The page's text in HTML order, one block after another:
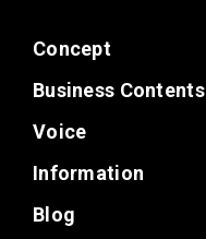
Concept
Business Contents
Voice
Information
Blog